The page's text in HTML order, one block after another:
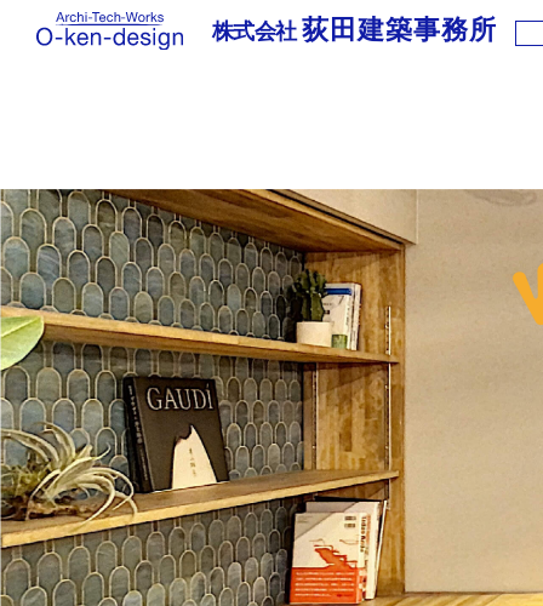
建
築
事
務
所
｜
わ
く
わ
く
新
築
住
宅
タ
テ
モ
株式会社 荻田建築事務所